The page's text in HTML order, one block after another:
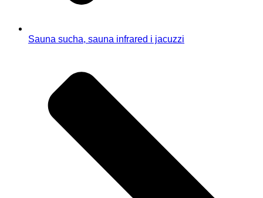
Sauna sucha, sauna infrared i jacuzzi